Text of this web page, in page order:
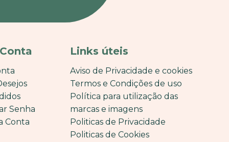
Senha
Conta
Links úteis
Aviso de Privacidade e cookies
Termos e Condições de uso
Política para utilização das
marcas e imagens
Politicas de Privacidade
Politicas de Cookies